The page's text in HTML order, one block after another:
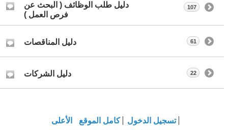
دليل طلب الوظائف ( البحث عن
فرص العمل )
107
دليل المناقصات 61
دليل الشركات 22
تسجيل الدخول كامل الموقع الأعلى